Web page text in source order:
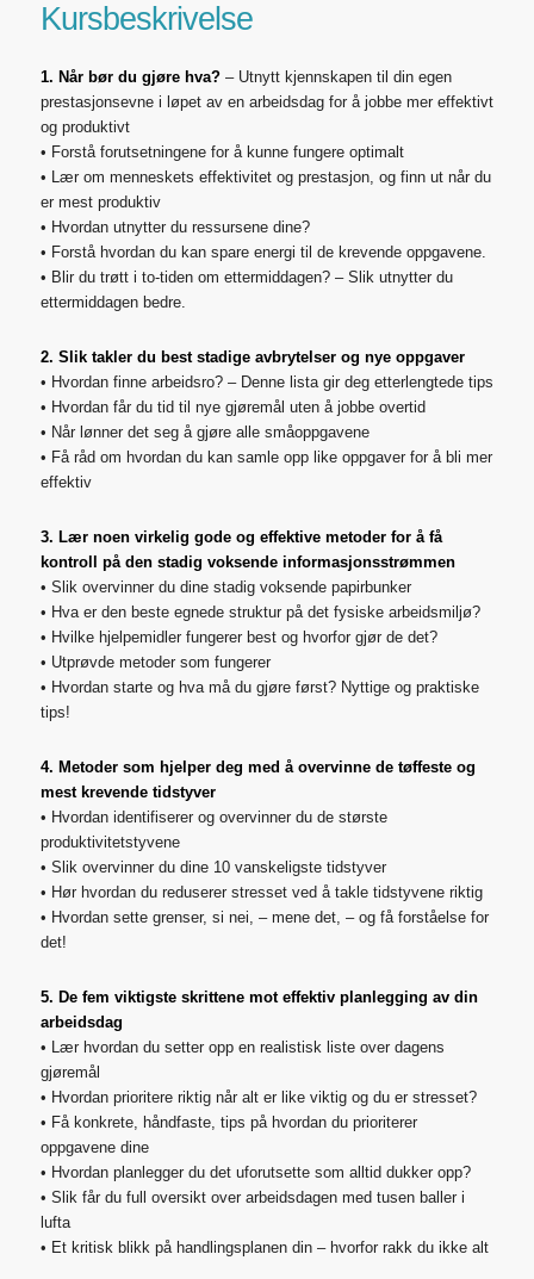
Kursbeskrivelse
1. Når bør du gjøre hva?– Utnytt kjennskapen til din egen
prestasjonsevne i løpet av en arbeidsdag for å jobbe mer effektivt
og produktivt
• Forstå forutsetningene for å kunne fungere optimalt
• Lær om menneskets effektivitet og prestasjon, og finn ut når du
er mest produktiv
• Hvordan utnytter du ressursene dine?
• Forstå hvordan du kan spare energi til de krevende oppgavene.
• Blir du trøtt i to-tiden om ettermiddagen? – Slik utnytter du
ettermiddagen bedre.
2. Slik takler du best stadige avbrytelser og nye oppgaver
• Hvordan finne arbeidsro? – Denne lista gir deg etterlengtede tips
• Hvordan får du tid til nye gjøremål uten å jobbe overtid
• Når lønner det seg å gjøre alle småoppgavene
• Få råd om hvordan du kan samle opp like oppgaver for å bli mer
effektiv
3. Lær noen virkelig gode og effektive metoder for å få
kontroll på den stadig voksende informasjonsstrømmen
• Slik overvinner du dine stadig voksende papirbunker
• Hva er den beste egnede struktur på det fysiske arbeidsmiljø?
• Hvilke hjelpemidler fungerer best og hvorfor gjør de det?
• Utprøvde metoder som fungerer
• Hvordan starte og hva må du gjøre først? Nyttige og praktiske
tips!
4. Metoder som hjelper deg med å overvinne de tøffeste og
mest krevende tidstyver
• Hvordan identifiserer og overvinner du de største
produktivitetstyvene
• Slik overvinner du dine 10 vanskeligste tidstyver
• Hør hvordan du reduserer stresset ved å takle tidstyvene riktig
• Hvordan sette grenser, si nei, – mene det, – og få forståelse for
det!
5. De fem viktigste skrittene mot effektiv planlegging av din
arbeidsdag
• Lær hvordan du setter opp en realistisk liste over dagens
gjøremål
• Hvordan prioritere riktig når alt er like viktig og du er stresset?
• Få konkrete, håndfaste, tips på hvordan du prioriterer
oppgavene dine
• Hvordan planlegger du det uforutsette som alltid dukker opp?
• Slik får du full oversikt over arbeidsdagen med tusen baller i
lufta
• Et kritisk blikk på handlingsplanen din – hvorfor rakk du ikke alt